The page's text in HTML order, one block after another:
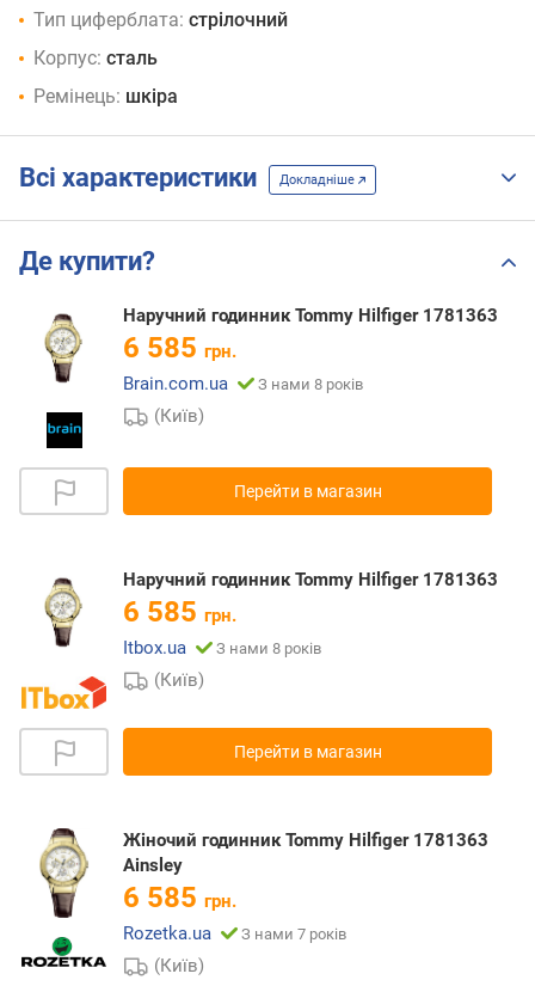
Тип циферблата: стрілочний
Корпус: сталь
Ремінець: шкіра
Всі характеристики Докладніше
Де купити?
Наручний годинник Tommy Hilfiger 1781363
6 585 грн.
Brain.com.ua
З нами 8 років
(Київ)
Перейти в магазин
Наручний годинник Tommy Hilfiger 1781363
6 585 грн.
Itbox.ua
З нами 8 років
(Київ)
Перейти в магазин
Жіночий годинник Tommy Hilfiger 1781363
Ainsley
6 585 грн.
Rozetka.ua
З нами 7 років
(Київ)